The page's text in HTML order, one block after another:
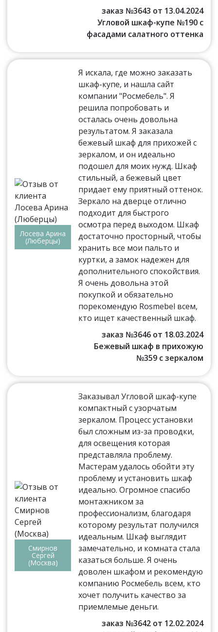
заказ №3643 от 13.04.2024
Угловой шкаф-купе №190 с
фасадами салатного оттенка
Лосева Арина
(Люберцы)
Я искала, где можно заказать
шкаф-купе, и нашла сайт
компании "Росмебель". Я
решила попробовать и
осталась очень довольна
результатом. Я заказала
бежевый шкаф для прихожей с
зеркалом, и он идеально
подошел для моих нужд. Шкаф
стильный, а бежевый цвет
придает ему приятный оттенок.
Зеркало на дверце отлично
подходит для быстрого
осмотра перед выходом. Шкаф
достаточно просторный, чтобы
хранить все мои пальто и
куртки, а замок надежен для
дополнительного спокойствия.
Я очень довольна этой
покупкой и обязательно
порекомендую Rosmebel всем,
кто ищет качественный шкаф.
заказ №3646 от 18.03.2024
Бежевый шкаф в прихожую
№359 с зеркалом
Смирнов
Сергей
(Москва)
Заказывал Угловой шкаф-купе
компактный с узорчатым
зеркалом. Процесс установки
был сложным из-за проводки,
для освещения которая
представляла проблему.
Мастерам удалось обойти эту
проблему и установить шкаф
идеально. Огромное спасибо
монтажником за
профессионализм, благодаря
которому результат получился
идеальным. Шкаф выглядит
замечательно, и комната стала
казаться больше. Я очень
доволен шкафом и рекомендую
компанию Росмебель всем, кто
хочет получить качество за
приемлемые деньги.
заказ №3642 от 12.02.2024